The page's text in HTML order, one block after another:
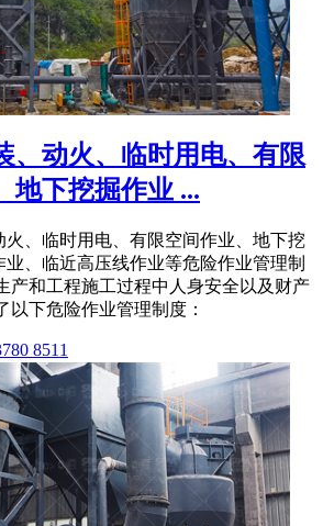
、动火、临时用电、有限
地下挖掘作业 ...
火、临时用电、有限空间作业、地下挖
、临近高压线作业等危险作业管理制
产和工程施工过程中人身安全以及财产
以下危险作业管理制度：
8511